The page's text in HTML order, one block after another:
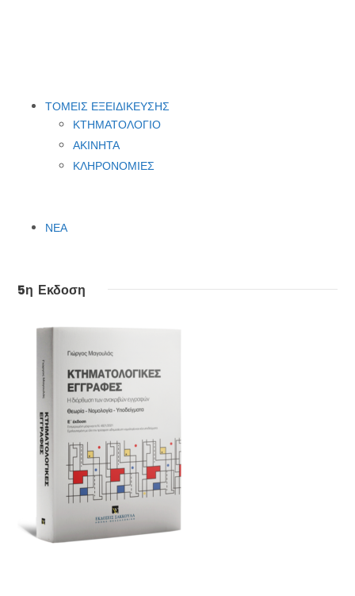
ΤΟΜΕΙΣ ΕΞΕΙΔΙΚΕΥΣΗΣ
ΚΤΗΜΑΤΟΛΟΓΙΟ
ΑΚΙΝΗΤΑ
ΚΛΗΡΟΝΟΜΙΕΣ
ΝΕΑ
5η Εκδοση